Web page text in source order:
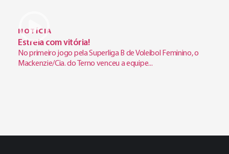
NOTÍCIA
Estreia com vitória!
No primeiro jogo pela Superliga B de Voleibol Feminino, o
Mackenzie/Cia. do Terno venceu a equipe...